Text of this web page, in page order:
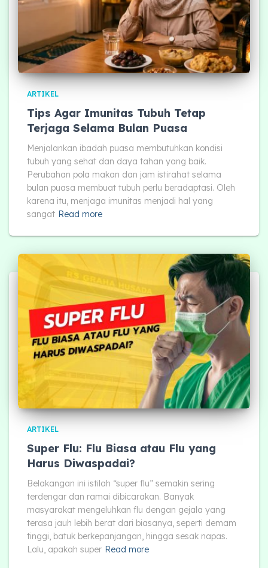
ARTIKEL
Tips Agar Imunitas Tubuh Tetap
Terjaga Selama Bulan Puasa
Menjalankan ibadah puasa membutuhkan kondisi
tubuh yang sehat dan daya tahan yang baik.
Perubahan pola makan dan jam istirahat selama
bulan puasa membuat tubuh perlu beradaptasi. Oleh
karena itu, menjaga imunitas menjadi hal yang
sangat Read more
ARTIKEL
Super Flu: Flu Biasa atau Flu yang
Harus Diwaspadai?
Belakangan ini istilah “super flu” semakin sering
terdengar dan ramai dibicarakan. Banyak
masyarakat mengeluhkan flu dengan gejala yang
terasa jauh lebih berat dari biasanya, seperti demam
tinggi, batuk berkepanjangan, hingga sesak napas.
Lalu, apakah super Read more